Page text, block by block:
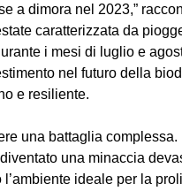
a dimora nel 2023,”
caratterizzata da
i mesi di luglio e
nel futuro della
e resiliente.
una battaglia complessa.
una minaccia
ideale per la